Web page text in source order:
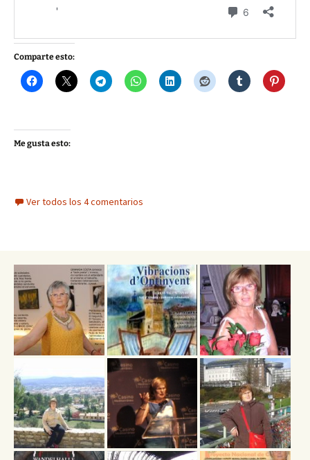
Comparte esto:
Me gusta esto:
Ver todos los 4 comentarios